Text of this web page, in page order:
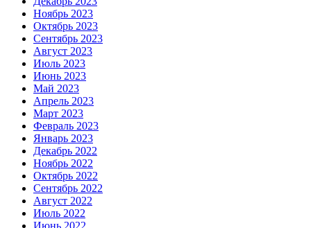
Ноябрь 2023
Октябрь 2023
Сентябрь 2023
Август 2023
Июль 2023
Июнь 2023
Май 2023
Апрель 2023
Март 2023
Февраль 2023
Январь 2023
Декабрь 2022
Ноябрь 2022
Октябрь 2022
Сентябрь 2022
Август 2022
Июль 2022
Июнь 2022